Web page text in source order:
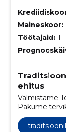
Maineskoor:
Töötajaid: 1
ehitus
Valmistame Teie
Pakume
hõlmab
kamina